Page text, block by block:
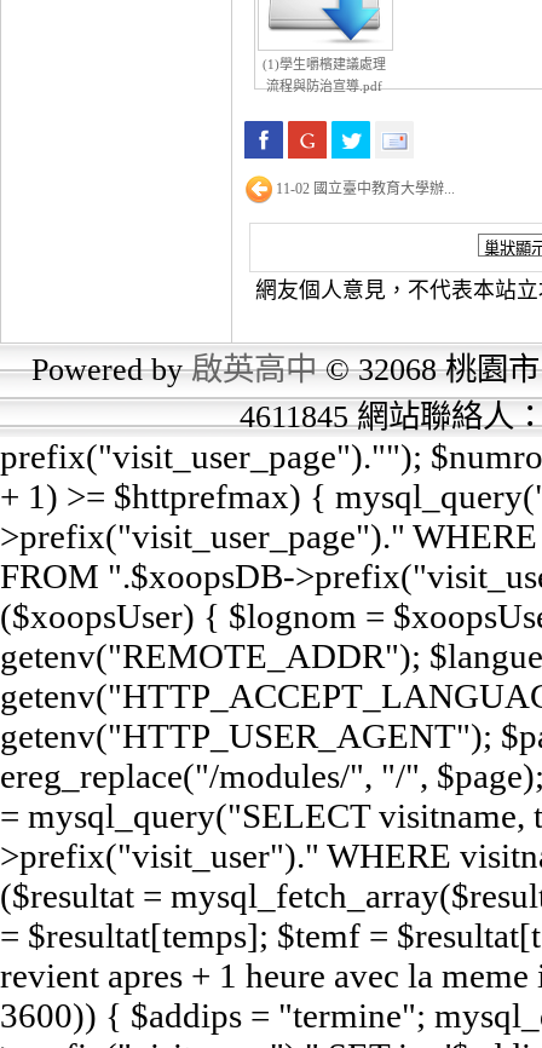
(1)學生嚼檳建議處理
流程與防治宣導.pdf
11-02 國立臺中教育大學辦...
網友個人意見，不代表本站
Powered by啟英高中© 32068 桃園市
4611845 網站聯絡人
prefix("visit_user_page")."");
+ 1) >= $httprefmax) {
>prefix("visit_user_page")."
FROM ".$xoopsDB-
($xoopsUser) { $lognom =
getenv("REMOTE_ADDR");
getenv("HTTP_USER_AGENT");
ereg_replace("/modules/", "/",
= mysql_query("SELECT visitname,
>prefix("visit_user")." WHERE
($resultat =
= $resultat[temps]; $temf =
revient apres + 1 heure avec la
3600)) { $addips = "termine";